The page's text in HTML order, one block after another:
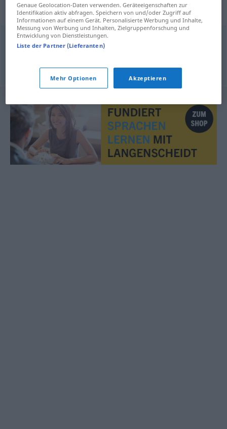
Synonyme für "Epidemie"
Plage,Landplage,Seuche
© OpenThesaurus.de
Genaue Geolocation-Daten verwenden. Geräteeigenschaften zur
Identifikation aktiv abfragen. Speichern von und/oder Zugriff auf
Informationen auf einem Gerät. Personalisierte Werbung und Inhalte,
Messung von Werbung und Inhalten, Zielgruppenforschung und
Entwicklung von Dienstleistungen.
Liste der Partner (Lieferanten)
Mehr Optionen Akzeptieren